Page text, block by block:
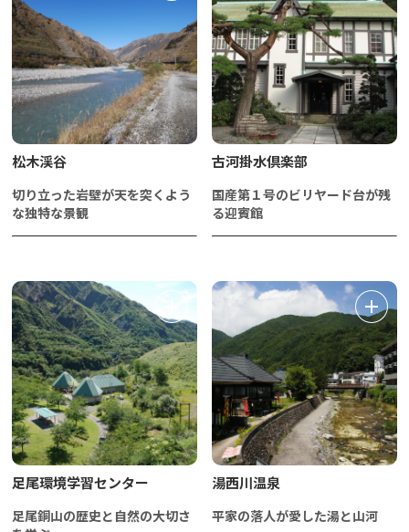
松木渓谷
切り立った岩壁が天を突くよう
な独特な景観
古河掛水倶楽部
国産第１号のビリヤード台が残
る迎賓館
足尾環境学習センター
足尾銅山の歴史と自然の大切さ
湯西川温泉
平家の落人が愛した湯と山河